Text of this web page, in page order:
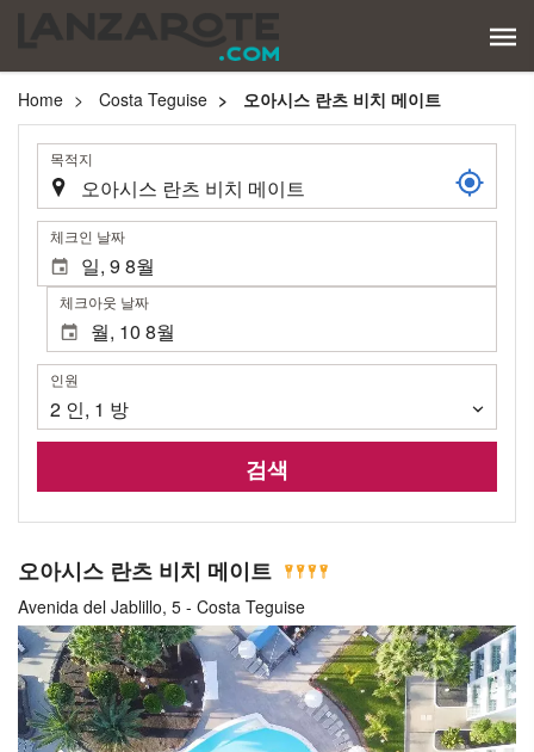
Home Costa Teguise 오아시스 란츠 비치 메이트
목적지
체크인 날짜
체크아웃 날짜
인
원
인원
2 인, 1 방
검색
오아시스 란츠 비치 메이트
Avenida del Jablillo, 5 - Costa Teguise